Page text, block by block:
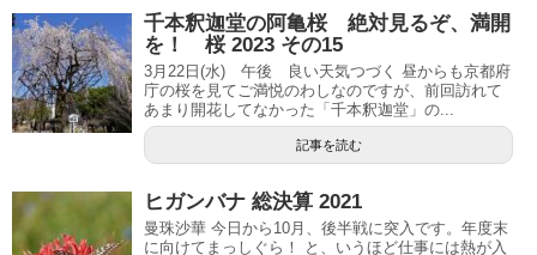
千本釈迦堂の阿亀桜 絶対見るぞ、満開
を！ 桜 2023 その15
3月22日(水) 午後 良い天気つづく 昼からも京都府
庁の桜を見てご満悦のわしなのですが、前回訪れて
あまり開花してなかった「千本釈迦堂」の...
記事を読む
ヒガンバナ 総決算 2021
曼珠沙華 今日から10月、後半戦に突入です。年度末
に向けてまっしぐら！ と、いうほど仕事には熱が入